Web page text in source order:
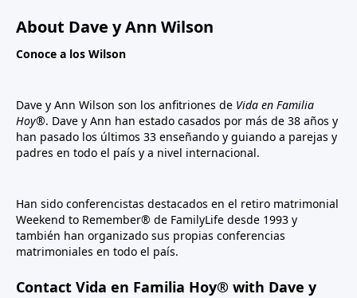
About Dave y Ann Wilson
Conoce a los Wilson
Dave y Ann Wilson son los anfitriones de Vida en Familia
Hoy®. Dave y Ann han estado casados por más de 38 años y
han pasado los últimos 33 enseñando y guiando a parejas y
padres en todo el país y a nivel internacional.
Han sido conferencistas destacados en el retiro matrimonial
Weekend to Remember® de FamilyLife desde 1993 y
también han organizado sus propias conferencias
matrimoniales en todo el país.
Contact Vida en Familia Hoy® with Dave y